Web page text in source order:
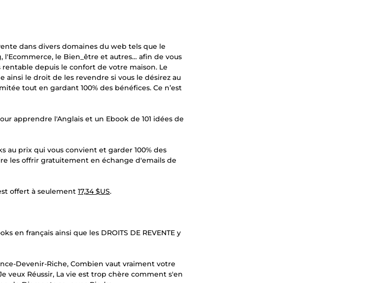
dans divers domaines du web tels que le
le Bien_être et autres… afin de vous
depuis le confort de votre maison. Le
ainsi le droit de les revendre si vous le désirez au
tout en gardant 100% des bénéfices. Ce n’est
apprendre l'Anglais et un Ebook de 101 idées de
au prix qui vous convient et garder 100% des
les offrir gratuitement en échange d'emails de
offert à seulement 17,34 $US.
en français ainsi que les DROITS DE REVENTE y
Devenir-Riche, Combien vaut vraiment votre
veux Réussir, La vie est trop chère comment s'en